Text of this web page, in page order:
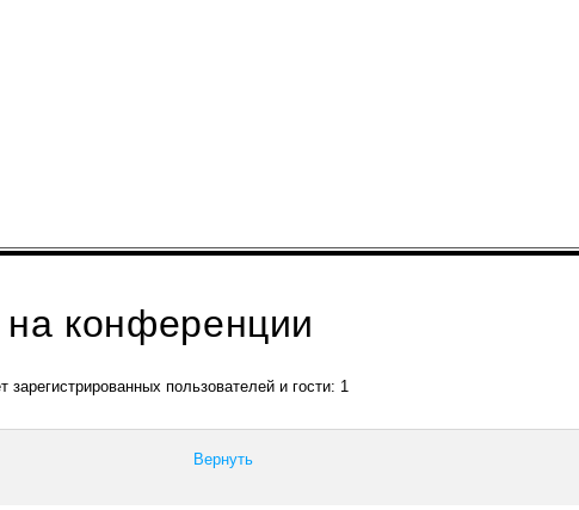
на конференции
пользователей и гости: 1
Вернуть